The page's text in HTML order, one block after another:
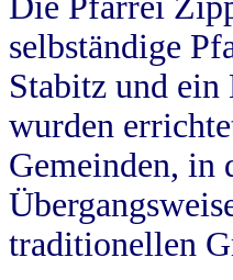
selbständige
Stabitz und
wurden
Gemeinden, in
traditionellen